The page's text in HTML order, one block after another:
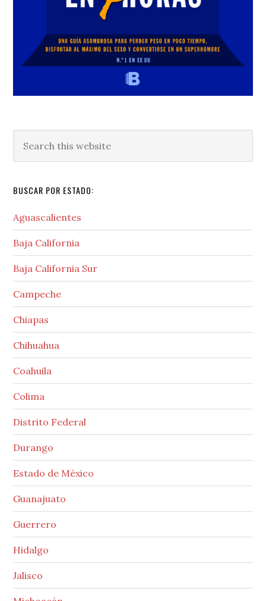
this
BUSCAR POR ESTADO:
Aguascalientes
Baja California
Baja California Sur
Campeche
Chiapas
Chihuahua
Coahuila
Colima
Distrito Federal
Durango
Estado de México
Guanajuato
Guerrero
Hidalgo
Jalisco